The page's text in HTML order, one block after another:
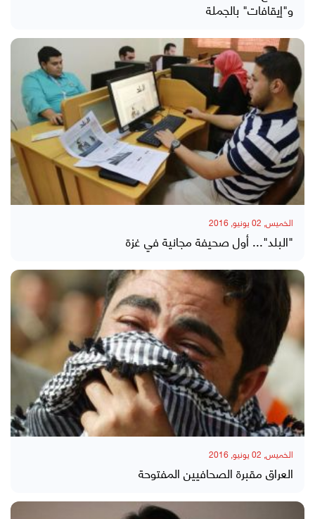
و"إيقافات" بالجملة
الخميس, 02 يونيو, 2016
"البلد"... أول صحيفة مجانية في غزة
الخميس, 02 يونيو, 2016
العراق مقبرة الصحافيين المفتوحة